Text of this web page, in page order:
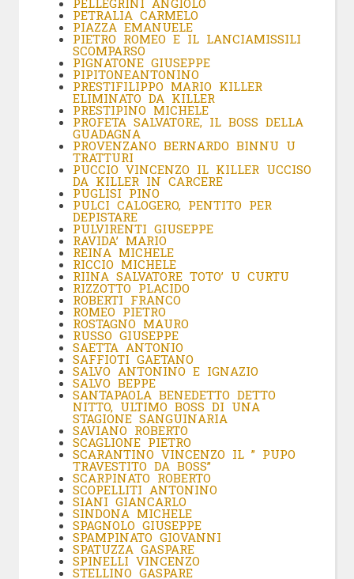
PELLEGRINI ANGIOLO
PETRALIA CARMELO
PIAZZA EMANUELE
PIETRO ROMEO E IL LANCIAMISSILI
SCOMPARSO
PIGNATONE GIUSEPPE
PIPITONEANTONINO
PRESTIFILIPPO MARIO KILLER
ELIMINATO DA KILLER
PRESTIPINO MICHELE
PROFETA SALVATORE, IL BOSS DELLA
GUADAGNA
PROVENZANO BERNARDO BINNU U
TRATTURI
PUCCIO VINCENZO IL KILLER UCCISO
DA KILLER IN CARCERE
PUGLISI PINO
PULCI CALOGERO, PENTITO PER
DEPISTARE
PULVIRENTI GIUSEPPE
RAVIDA’ MARIO
REINA MICHELE
RICCIO MICHELE
RIINA SALVATORE TOTO’ U CURTU
RIZZOTTO PLACIDO
ROBERTI FRANCO
ROMEO PIETRO
ROSTAGNO MAURO
RUSSO GIUSEPPE
SAETTA ANTONIO
SAFFIOTI GAETANO
SALVO ANTONINO E IGNAZIO
SALVO BEPPE
SANTAPAOLA BENEDETTO DETTO
NITTO, ULTIMO BOSS DI UNA
STAGIONE SANGUINARIA
SAVIANO ROBERTO
SCAGLIONE PIETRO
SCARANTINO VINCENZO IL ” PUPO
TRAVESTITO DA BOSS”
SCARPINATO ROBERTO
SCOPELLITI ANTONINO
SIANI GIANCARLO
SINDONA MICHELE
SPAGNOLO GIUSEPPE
SPAMPINATO GIOVANNI
SPATUZZA GASPARE
SPINELLI VINCENZO
STELLINO GASPARE